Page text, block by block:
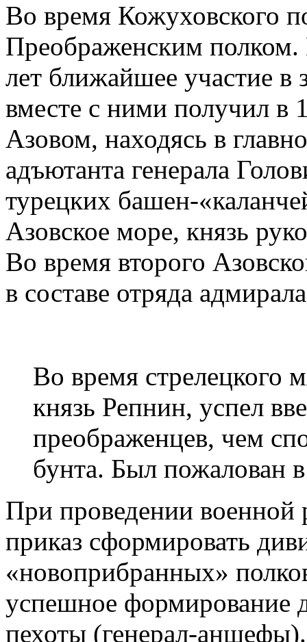
Во время Кожуховского
Преображенским
лет ближайшее участие
вместе с ними получил в
Азовом, находясь в
адъютанта генерала
турецких башен-
Азовское море, князь
Во время второго
в составе отряда
Во время стрелецкого
князь Репнин, успел
преображенцев, чем
бунта. Был пожалован
При проведении
приказ сформировать
«новоприбранных»
успешное формирование
пехоты (генерал-